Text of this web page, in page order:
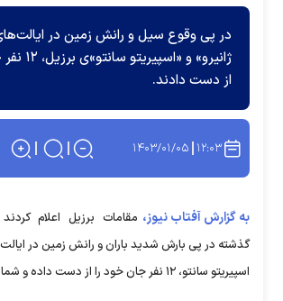
در پی وقوع سیل و رانش زمین در
ژانیرو» و
از دست دادند.
۱۲:۰۳ ۱۴۰۳/۰۱/۰۵
به گزارش آفتاب نیوز، مقامات برزیل اعلام
گذشته در پی بارش شدید باران و رانش زمین در
اسپیریتو سانتو، ۱۲ نفر جان خود را از دست داده و شماری مفقود شده‌اند.